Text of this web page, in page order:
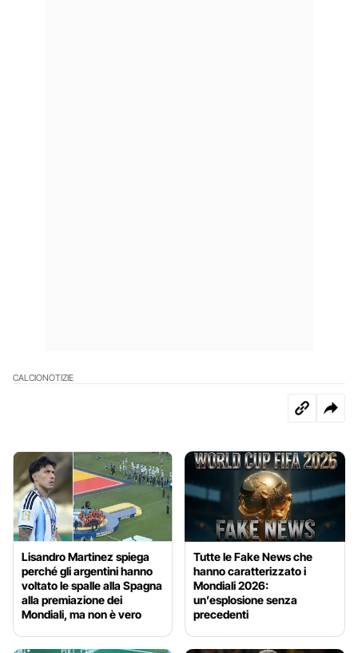
CALCIONOTIZIE
Lisandro Martinez spiega
perché gli argentini hanno
voltato le spalle alla Spagna
alla premiazione dei
Mondiali, ma non è vero
Tutte le Fake News che
hanno caratterizzato i
Mondiali 2026:
un’esplosione senza
precedenti